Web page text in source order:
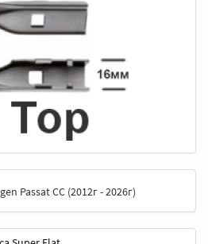
Passat CC (2012г - 2026г)